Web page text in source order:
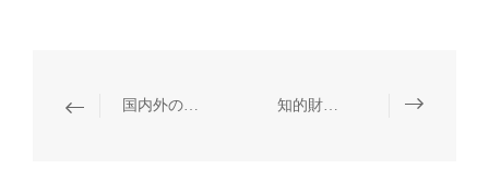
国内外の資本市場 知的財産権保護